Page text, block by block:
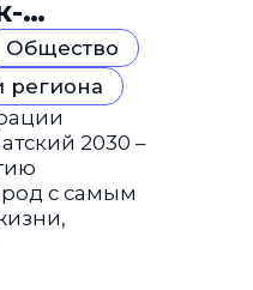
Общество
региона
2030 –
с самым